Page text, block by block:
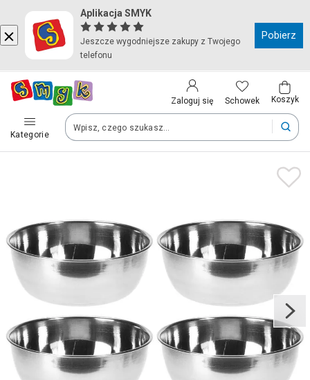
Aplikacja SMYK
Jeszcze wygodniejsze zakupy z Twojego
telefonu
Pobierz
Zaloguj się Schowek Koszyk
Kategorie
Kraj i język
Polska (Poland)
Twoje zamówienia dostarczymy na teren wybranego kraju.
Po zmianie kraju część produktów może zostać usunięta z